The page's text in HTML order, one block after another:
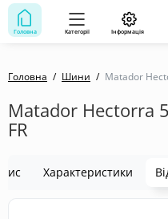
Головна Категорії Інформація
Головна Шини Matador
Matador Hectorra
FR
Характеристики